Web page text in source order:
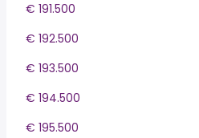
€ 191.500
€ 192.500
€ 193.500
€ 194.500
€ 195.500